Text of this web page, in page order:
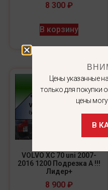
8 300 ₽
В корзину
VOLVO XC 70 uni 2007-
2016 1200 Подрезка A !!!
Лидер+
8 900 ₽
Цены указанные
только для покупки
цены
В